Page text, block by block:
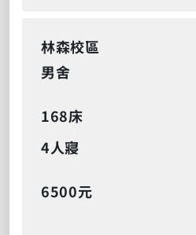
林森校區
男舍
168床
4人寢
6500元